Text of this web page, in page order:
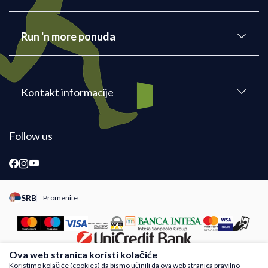
Run 'n more ponuda
Kontakt informacije
Follow us
SRB Promenite
Promeni instancu sajta, posetite sajtove za druge zemlje
Ova web stranica koristi kolačiće
Koristimo kolačiće (cookies) da bismo učinili da ova web stranica pravilno